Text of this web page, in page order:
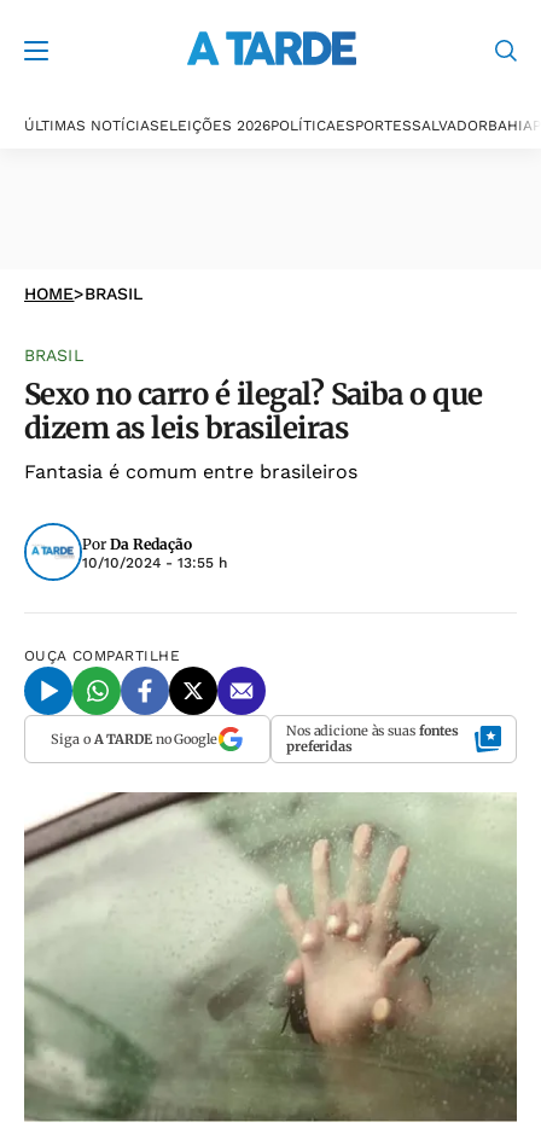
ÚLTIMAS NOTÍCIASELEIÇÕES 2026POLÍTICAESPORTESSALVADORBAHIA
HOME>BRASIL
BRASIL
Sexo no carro é ilegal? Saiba o que
dizem as leis brasileiras
Fantasia é comum entre brasileiros
Por Da Redação
10/10/2024 - 13:55 h
OUÇA COMPARTILHE
Siga o A TARDEno Google Nos adicione às suas fontes
preferidas